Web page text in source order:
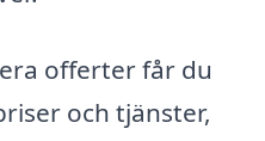
offerter får du
och tjänster,